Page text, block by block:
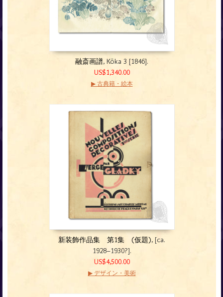
融斎画譜, Kōka 3 [1846].
US$1,340.00
▶ 古典籍・絵本
新装飾作品集 第1集 (仮題), [ca.
1928–1930?].
US$4,500.00
▶ デザイン・美術